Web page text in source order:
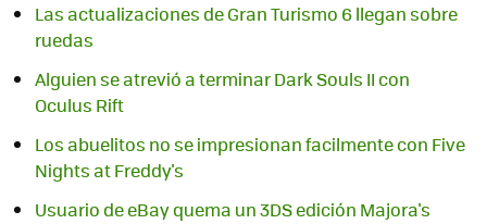
Las actualizaciones de Gran Turismo 6 llegan sobre
ruedas
Alguien se atrevió a terminar Dark Souls II con
Oculus Rift
Los abuelitos no se impresionan facilmente con Five
Nights at Freddy's
Usuario de eBay quema un 3DS edición Majora's